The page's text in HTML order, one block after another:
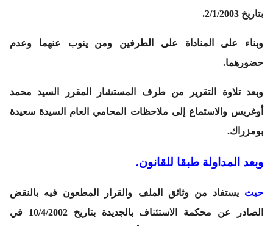
بتاريخ 2/1/2003.
وبناء على المناداة على الطرفين ومن ينوب عنهما وعدم
حضورهما.
وبعد تلاوة التقرير من طرف المستشار المقرر السيد محمد
أوغريس والاستماع إلى ملاحظات المحامي العام السيدة سعيدة
بومزراك.
وبعد المداولة طبقا للقانون.
حيث يستفاد من وثائق الملف والقرار المطعون فيه بالنقض
الصادر عن محكمة الاستئناف بالجديدة بتاريخ 10/4/2002 في